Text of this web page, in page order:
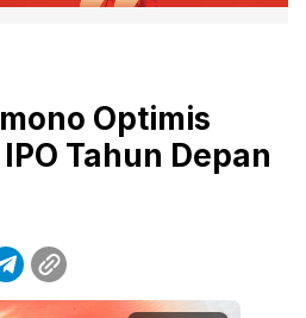
Optimis
Tahun Depan